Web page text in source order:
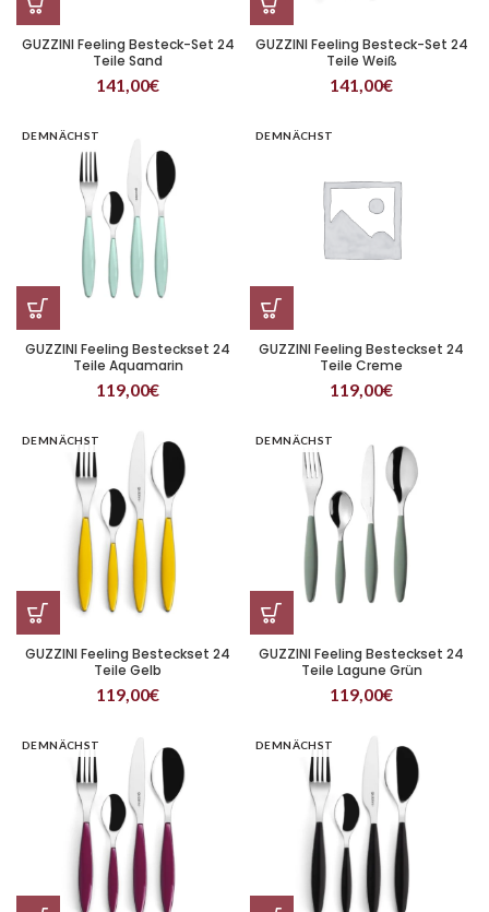
GUZZINI Feeling Besteck-Set 24
Teile Sand
141,00€
GUZZINI Feeling Besteck-Set 24
Teile Weiß
141,00€
DEMNÄCHST
GUZZINI Feeling Besteckset 24
Teile Aquamarin
119,00€
DEMNÄCHST
GUZZINI Feeling Besteckset 24
Teile Creme
119,00€
DEMNÄCHST
GUZZINI Feeling Besteckset 24
Teile Gelb
119,00€
DEMNÄCHST
GUZZINI Feeling Besteckset 24
Teile Lagune Grün
119,00€
DEMNÄCHST DEMNÄCHST